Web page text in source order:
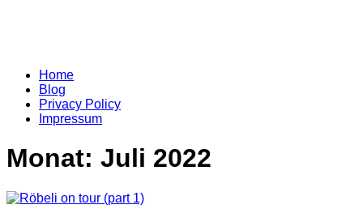
Home
Blog
Privacy Policy
Impressum
Monat: Juli 2022